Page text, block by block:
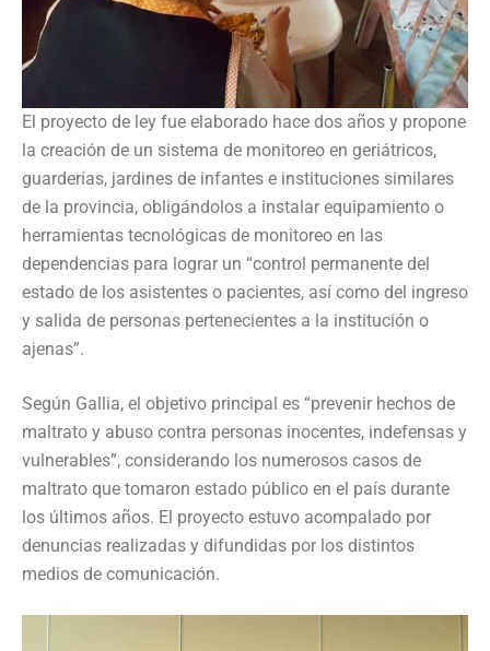
El proyecto de ley fue elaborado hace dos años y propone
la creación de un sistema de monitoreo en geriátricos,
guarderías, jardines de infantes e instituciones similares
de la provincia, obligándolos a instalar equipamiento o
herramientas tecnológicas de monitoreo en las
dependencias para lograr un “control permanente del
estado de los asistentes o pacientes, así como del ingreso
y salida de personas pertenecientes a la institución o
ajenas”.
Según Gallia, el objetivo principal es “prevenir hechos de
maltrato y abuso contra personas inocentes, indefensas y
vulnerables”, considerando los numerosos casos de
maltrato que tomaron estado público en el país durante
los últimos años. El proyecto estuvo acompalado por
denuncias realizadas y difundidas por los distintos
medios de comunicación.